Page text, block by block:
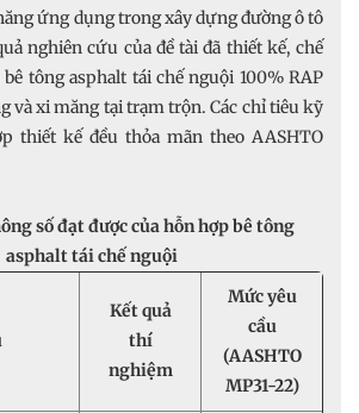
ứng dụng trong xây dựng đường ô tô
nghiên cứu của đề tài đã thiết kế, chế
tông asphalt tái chế nguội 100% RAP
và xi măng tại trạm trộn. Các chỉ tiêu kỹ
thiết kế đều thỏa mãn theo AASHTO
số đạt được của hỗn hợp bê tông
asphalt tái chế nguội
Kết quả
thí
nghiệm
Mức yêu
cầu
(AASHTO
MP31-22)